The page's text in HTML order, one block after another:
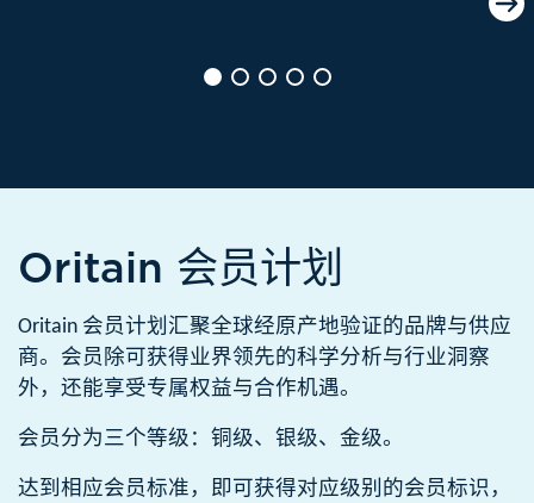
Oritain 会员计划
Oritain 会员计划汇聚全球经原产地验证的品牌与供应
商。会员除可获得业界领先的科学分析与行业洞察
外，还能享受专属权益与合作机遇。​​
会员分为三个等级：铜级、银级、金级。​​
达到相应会员标准，即可获得对应级别的会员标识，